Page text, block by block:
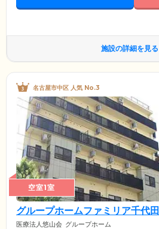
施設の詳細を見る
名古屋市中区 人気 No.3
空室1室
グループホームファミリア千代田
医療法人悠山会 グループホーム